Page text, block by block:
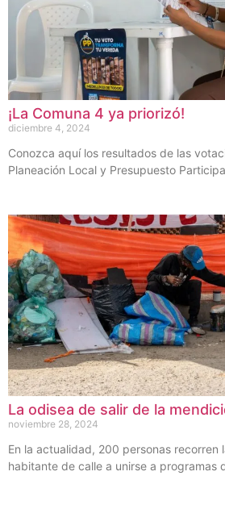
¡La Comuna 4 ya priorizó!
diciembre 4, 2024
Conozca aquí los resultados de las
Planeación Local y Presupuesto
La odisea de salir de la
noviembre 28, 2024
En la actualidad, 200 personas recorren
habitante de calle a unirse a programas